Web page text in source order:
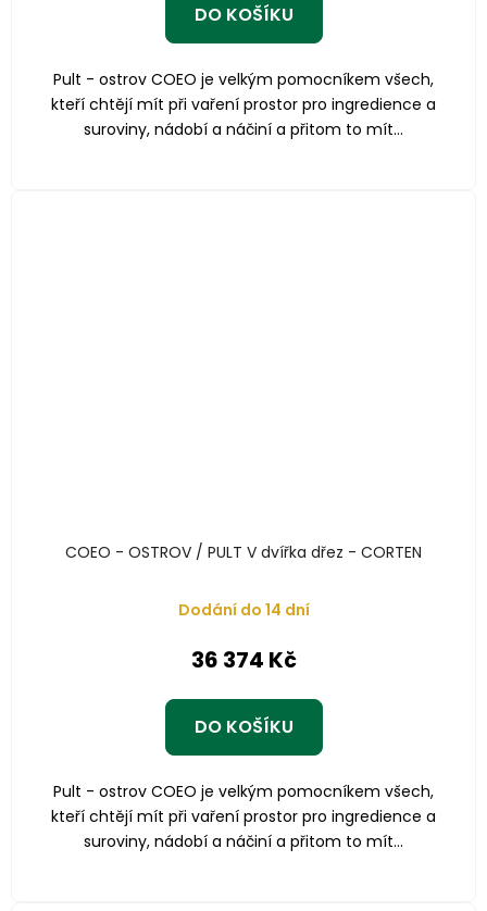
DO KOŠÍKU
Pult - ostrov COEO je velkým pomocníkem všech,
kteří chtějí mít při vaření prostor pro ingredience a
suroviny, nádobí a náčiní a přitom to mít...
COEO - OSTROV / PULT V dvířka dřez - CORTEN
Dodání do 14 dní
36 374 Kč
DO KOŠÍKU
Pult - ostrov COEO je velkým pomocníkem všech,
kteří chtějí mít při vaření prostor pro ingredience a
suroviny, nádobí a náčiní a přitom to mít...